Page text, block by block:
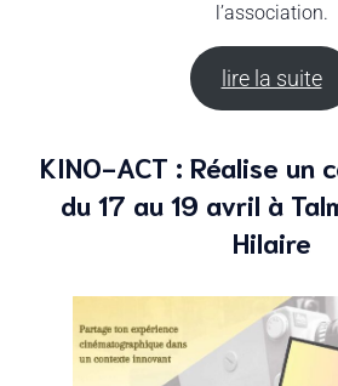
l’association.
lire la suite
KINO-ACT : Réalise un
du 17 au 19 avril à
Hilaire